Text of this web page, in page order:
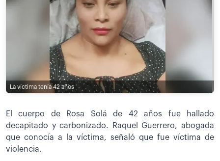
La víctima tenía 42 años
El cuerpo de Rosa Solá de 42 años fue hallado
decapitado y carbonizado. Raquel Guerrero, abogada
que conocía a la víctima, señaló que fue víctima de
violencia.